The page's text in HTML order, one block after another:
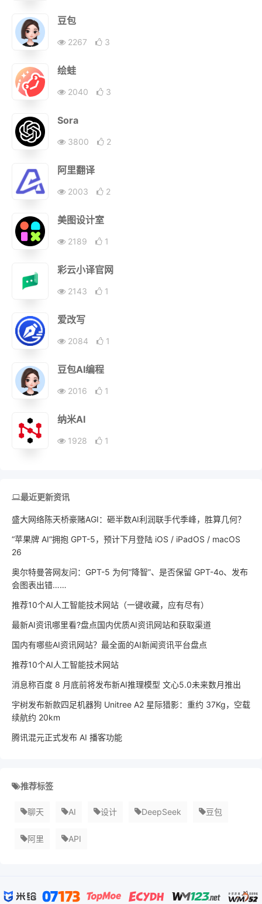
豆包
2267 3
绘蛙
2040 3
Sora
3800 2
阿里翻译
2003 2
美图设计室
2189 1
彩云小译官网
2143 1
爱改写
2084 1
豆包AI编程
2016 1
纳米AI
1928 1
最近更新资讯
盛大网络陈天桥豪赌AGI：砸半数AI利润联手代季峰，胜算几何？
“苹果牌 AI”拥抱 GPT-5，预计下月登陆 iOS / iPadOS / macOS
26
奥尔特曼答网友问：GPT-5 为何“降智”、是否保留 GPT-4o、发布
会图表出错……
推荐10个AI人工智能技术网站（一键收藏，应有尽有）
最新AI资讯哪里看?盘点国内优质AI资讯网站和获取渠道
国内有哪些AI资讯网站？最全面的AI新闻资讯平台盘点
推荐10个AI人工智能技术网站
消息称百度 8 月底前将发布新AI推理模型 文心5.0未来数月推出
宇树发布新款四足机器狗 Unitree A2 星际猎影：重约 37Kg，空载
续航约 20km
腾讯混元正式发布 AI 播客功能
推荐标签
聊天 AI 设计 DeepSeek 豆包
阿里 API